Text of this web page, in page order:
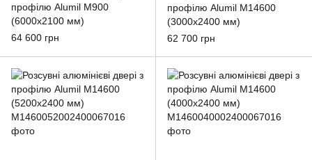
профілю Alumil M900
(6000x2100 мм)
64 600 грн
профілю Alumil M14600
(3000x2400 мм)
62 700 грн